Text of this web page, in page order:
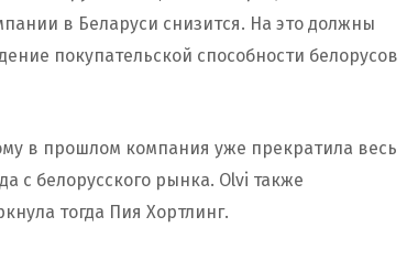
в Беларуси снизится. На это должны
покупательской способности белорусов
в прошлом компания уже прекратила весь
с белорусского рынка. Olvi также
тогда Пия Хортлинг.